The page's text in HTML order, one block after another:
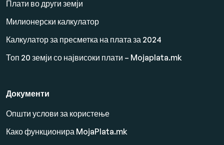
Плати во други земји
Милионерски калкулатор
Калкулатор за пресметка на плата за 2024
Топ 20 земји со највисоки плати – Mojaplata.mk
Документи
Општи услови за користење
Како функционира MojaPlata.mk